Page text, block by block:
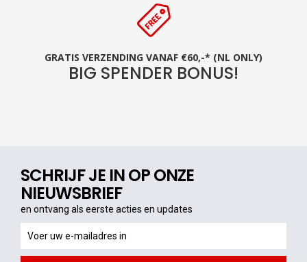
GRATIS VERZENDING VANAF €60,-* (NL ONLY)
BIG SPENDER BONUS!
SCHRIJF JE IN OP ONZE
NIEUWSBRIEF
en ontvang als eerste acties en updates
ontvang
als